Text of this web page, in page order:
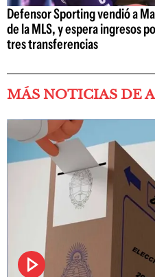
Defensor Sporting vendió a
de la MLS, y espera ingresos
tres transferencias
MÁS NOTICIAS DE